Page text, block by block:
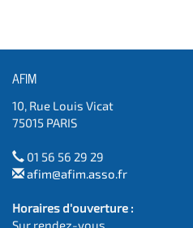
AFIM
10, Rue Louis Vicat
75015 PARIS
01 56 56 29 29
afim@afim.asso.fr
Horaires d'ouverture :
Sur rendez-vous